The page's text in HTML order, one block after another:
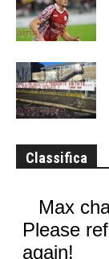
Classifica